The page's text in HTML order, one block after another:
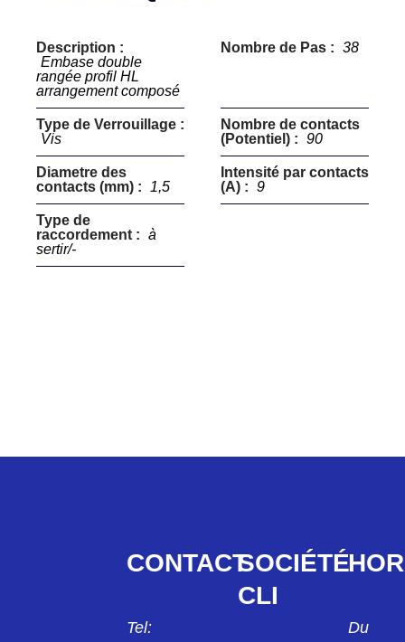
Description :
Embase double
rangée profil HL
arrangement composé
Nombre de Pas : 38
Type de Verrouillage :
Vis
Nombre de contacts
(Potentiel) : 90
Diametre des
contacts (mm) :
1,5
Intensité par contacts
(A) : 9
Type de
raccordement : à
sertir/-
CONTACT
Tel:
SOCIÉTÉ
CLI
Du